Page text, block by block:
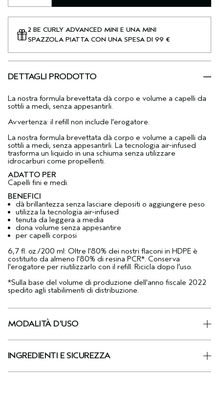
2 BE CURLY ADVANCED MINI E UNA MINI
SPAZZOLA PIATTA CON UNA SPESA DI 99 €
DETTAGLI PRODOTTO
La nostra formula brevettata dà corpo e volume a capelli da
sottili a medi, senza appesantirli.
Avvertenza: il refill non include l'erogatore.
La nostra formula brevettata dà corpo e volume a capelli da
sottili a medi, senza appesantirli. La tecnologia air-infused
trasforma un liquido in una schiuma senza utilizzare
idrocarburi come propellenti.
ADATTO PER
Capelli fini e medi.
BENEFICI
dà brillantezza senza lasciare depositi o aggiungere peso
utilizza la tecnologia air-infused
tenuta da leggera a media
dona volume senza appesantire
per capelli corposi
6,7 fl. oz./200 ml: Oltre l'80% dei nostri flaconi in HDPE è
costituito da almeno l'80% di resina PCR*. Conserva
l'erogatore per riutilizzarlo con il refill. Ricicla dopo l’uso.
*Sulla base del volume di produzione dell'anno fiscale 2022
spedito agli stabilimenti di distribuzione.
MODALITÀ D'USO
INGREDIENTI E SICUREZZA